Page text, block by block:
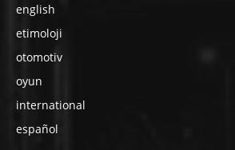
english
etimoloji
otomotiv
oyun
international
español